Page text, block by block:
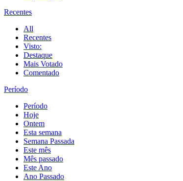
Recentes
All
Recentes
Visto:
Destaque
Mais Votado
Comentado
Período
Período
Hoje
Ontem
Esta semana
Semana Passada
Este mês
Mês passado
Este Ano
Ano Passado